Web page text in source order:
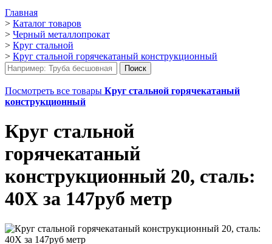
Главная
> Каталог товаров
> Черный металлопрокат
> Круг стальной
> Круг стальной горячекатаный конструкционный
Посмотреть все товары Круг стальной горячекатаный
конструкционный
Круг стальной
горячекатаный
конструкционный 20, сталь:
40Х за 147руб метр